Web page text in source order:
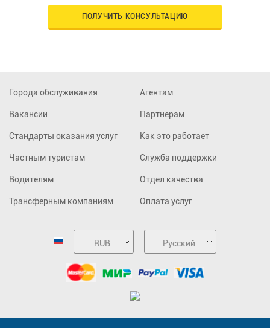
ПОЛУЧИТЬ КОНСУЛЬТАЦИЮ
Города обслуживания
Вакансии
Стандарты оказания услуг
Частным туристам
Водителям
Трансферным компаниям
Агентам
Партнерам
Как это работает
Служба поддержки
Отдел качества
Оплата услуг
RUB Русский